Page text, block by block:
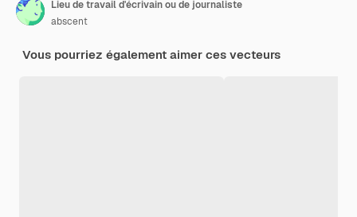
Lieu de travail d'écrivain ou de journaliste
abscent
Vous pourriez également aimer ces vecteurs